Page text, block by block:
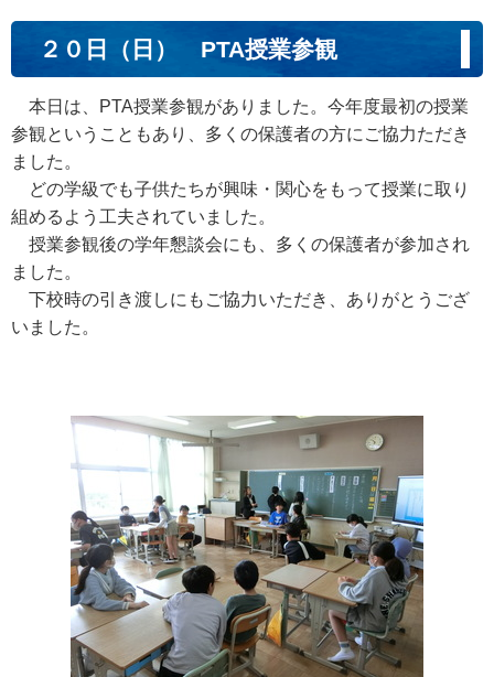
２０日（日） PTA授業参観
本日は、PTA授業参観がありました。今年度最初の授業
参観ということもあり、多くの保護者の方にご協力ただき
ました。
どの学級でも子供たちが興味・関心をもって授業に取り
組めるよう工夫されていました。
授業参観後の学年懇談会にも、多くの保護者が参加され
ました。
下校時の引き渡しにもご協力いただき、ありがとうござ
いました。